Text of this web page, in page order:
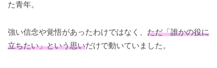
た青年。
強い信念や覚悟があったわけではなく、 ただ「誰かの役に
立ちたい」という思いだけで動いていました。